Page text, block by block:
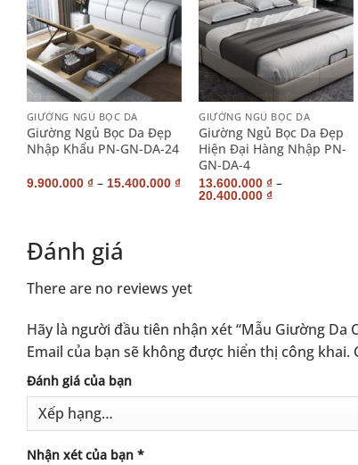
+
GIƯỜNG NGỦ BỌC DA
Giường Ngủ Bọc Da Đẹp
Nhập Khẩu PN-GN-DA-24
9.900.000 ₫– 15.400.000 ₫
+
GIƯỜNG NGỦ BỌC DA
Giường Ngủ Bọc Da Đẹp
Hiện Đại Hàng Nhập PN-
GN-DA-4
13.600.000₫ –
20.400.000₫
Đánh giá
There are no reviews yet
Hãy là người đầu tiên nhận xét “Mẫu Giường Da
Email của bạn sẽ không được hiển thị công khai.
Đánh giá của bạn
Nhận xét của bạn *
Alternative: